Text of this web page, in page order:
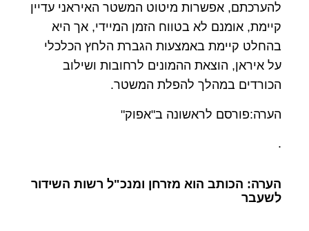
להערכתם, אפשרות מיטוט המשטר האיראני עדיין
קיימת, אומנם לא בטווח הזמן המיידי, אך היא
בהחלט קיימת באמצעות הגברת הלחץ הכלכלי
על איראן, הוצאת ההמונים לרחובות ושילוב
הכורדים במהלך להפלת המשטר.
הערה:פורסם לראשונה ב"אפוק"
.
הערה: הכותב הוא מזרחן ומנכ"ל רשות השידור
לשעבר